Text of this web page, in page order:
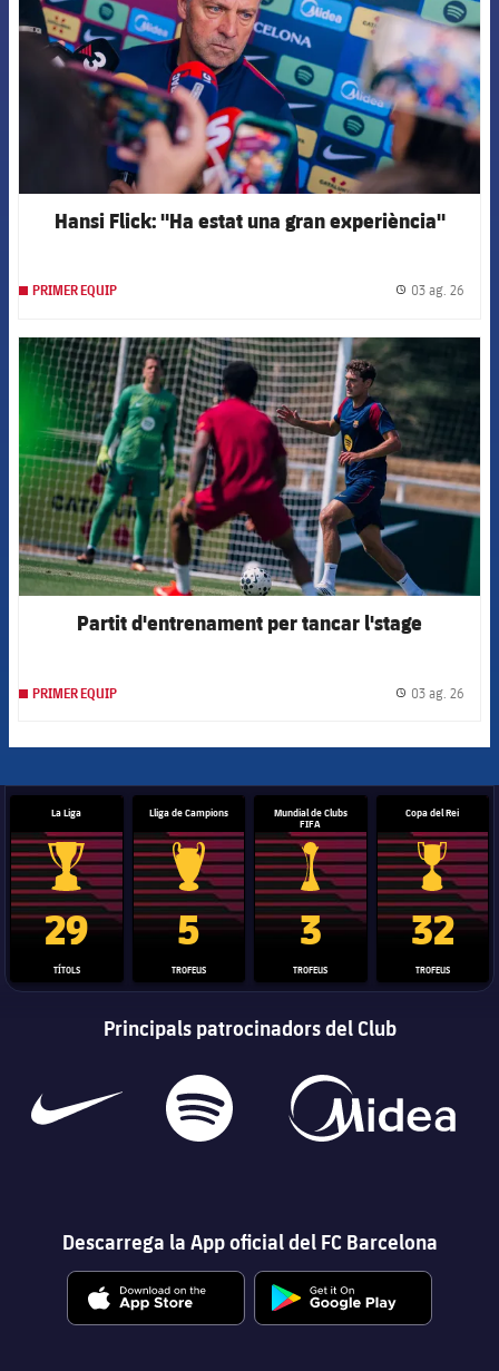
Hansi Flick: "Ha estat una gran experiència"
PRIMER EQUIP 03 ag. 26
FCB Barcelona badge
Partit d'entrenament per tancar l'stage
PRIMER EQUIP 03 ag. 26
La Liga
Trofeu de la Liga
29
TÍTOLS
Lliga de Campions
Trofeu de la Lliga de Campions
5
TROFEUS
Mundial de Clubs
FIFA
Trofeu del Mundial de Clubs
3
TROFEUS
Copa del Rei
Copa del
32
TROFEUS
Principals patrocinadors del Club
Descarrega la App oficial del FC Barcelona